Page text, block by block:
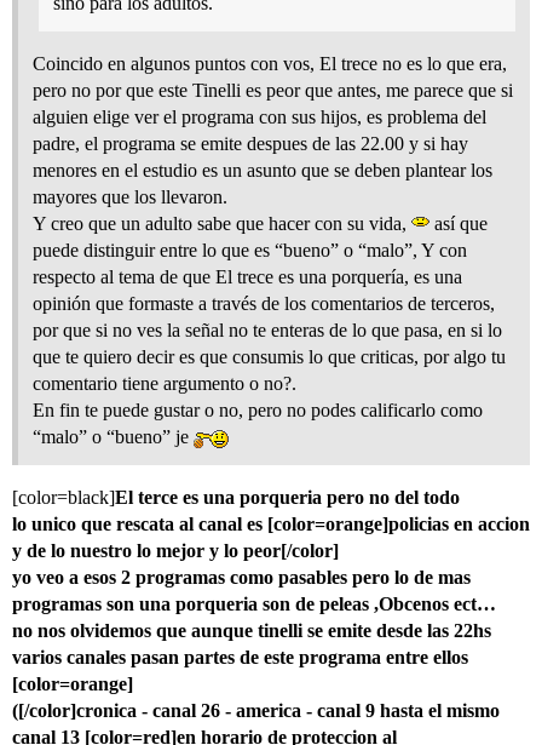
Coincido en algunos puntos con vos, El trece no es lo que era,
pero no por que este Tinelli es peor que antes, me parece que si
alguien elige ver el programa con sus hijos, es problema del
padre, el programa se emite despues de las 22.00 y si hay
menores en el estudio es un asunto que se deben plantear los
mayores que los llevaron.
Y creo que un adulto sabe que hacer con su vida,
así que
puede distinguir entre lo que es “bueno” o “malo”, Y con
respecto al tema de que El trece es una porquería, es una
opinión que formaste a través de los comentarios de terceros,
por que si no ves la señal no te enteras de lo que pasa, en si lo
que te quiero decir es que consumis lo que criticas, por algo tu
comentario tiene argumento o no?.
En fin te puede gustar o no, pero no podes calificarlo como
“malo” o “bueno” je
[color=black]El terce es una porqueria pero no del todo
lo unico que rescata al canal es [color=orange]policias en accion
y de lo nuestro lo mejor y lo peor[/color]
yo veo a esos 2 programas como pasables pero lo de mas
programas son una porqueria son de peleas ,Obcenos ect…
no nos olvidemos que aunque tinelli se emite desde las 22hs
varios canales pasan partes de este programa entre ellos
[color=orange]
([/color]cronica - canal 26 - america - canal 9 hasta el mismo
canal 13 [color=red]en horario de proteccion al